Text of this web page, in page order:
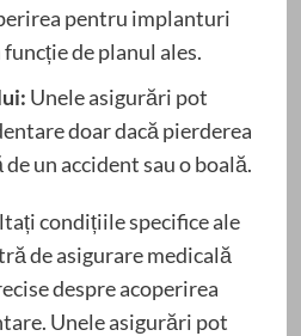
pentru implanturi
de planul ales.
Unele asigurări pot
doar dacă pierderea
un accident sau o boală.
condițiile specifice ale
de asigurare medicală
despre acoperirea
Unele asigurări pot